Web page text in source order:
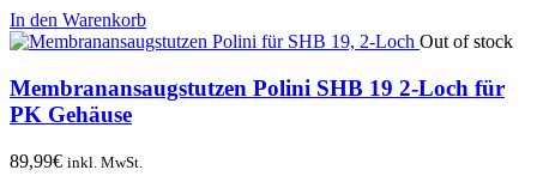
In den Warenkorb
Out of stock
Membranansaugstutzen Polini SHB 19 2-Loch für
PK Gehäuse
89,99€ inkl. MwSt.